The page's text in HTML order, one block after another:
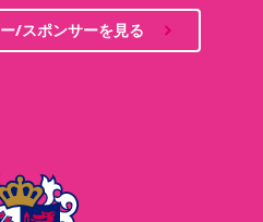
/スポンサーを見る